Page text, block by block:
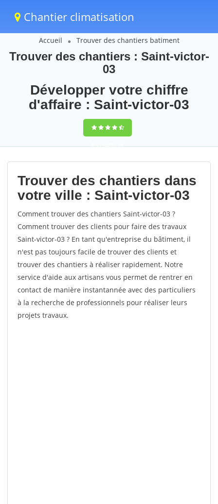
Chantier climatisation
Accueil Trouver des chantiers batiment
Trouver des chantiers : Saint-victor-
03
Développer votre chiffre
d'affaire : Saint-victor-03
9,5(100%)71
votes
Trouver des chantiers dans
votre ville : Saint-victor-03
Comment trouver des chantiers Saint-victor-03 ?
Comment trouver des clients pour faire des travaux
Saint-victor-03 ? En tant qu'entreprise du bâtiment, il
n'est pas toujours facile de trouver des clients et
trouver des chantiers à réaliser rapidement. Notre
service d'aide aux artisans vous permet de rentrer en
contact de manière instantannée avec des particuliers
à la recherche de professionnels pour réaliser leurs
projets travaux.